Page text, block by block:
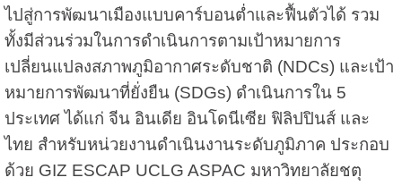
ไปสู่การพัฒนาเมืองแบบคาร์บอนต่ำและฟื้นตัวได้ รวม
ทั้งมีส่วนร่วมในการดำเนินการตามเป้าหมายการ
เปลี่ยนแปลงสภาพภูมิอากาศระดับชาติ (NDCs) และเป้า
หมายการพัฒนาที่ยั่งยืน (SDGs) ดำเนินการใน 5
ประเทศ ได้แก่ จีน อินเดีย อินโดนีเซีย ฟิลิปปินส์ และ
ไทย สำหรับหน่วยงานดำเนินงานระดับภูมิภาค ประกอบ
ด้วย GIZ ESCAP UCLG ASPAC มหาวิทยาลัยชตุ